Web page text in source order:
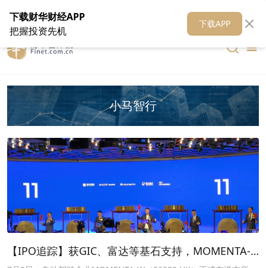
在线客服 关于我们 财华媒体矩阵 财华智库
小马智行
【IPO追踪】获GIC、富达等基石支持，MOMENTA-
下载财华财经APP
把握投资先机
下载APP